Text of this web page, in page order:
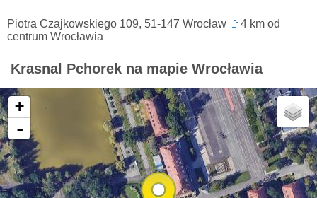
Piotra Czajkowskiego 109, 51-147 Wrocław 🚩4 km od
centrum Wrocławia
Krasnal Pchorek na mapie Wrocławia
+
-